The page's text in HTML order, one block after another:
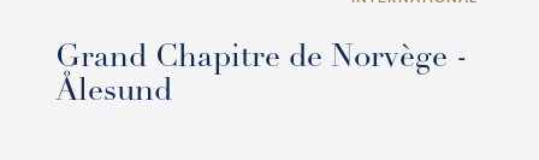
Grand Chapitre de Norvège -
Ålesund